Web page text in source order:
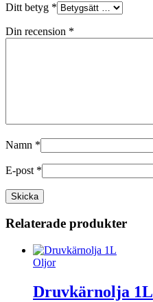
Ditt betyg *
Din recension *
Namn *
E-post *
Relaterade produkter
Oljor
Druvkärnolja 1L